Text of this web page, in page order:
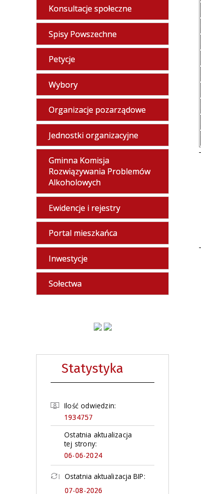
Konsultacje społeczne
Spisy Powszechne
Petycje
Wybory
Organizacje pozarządowe
Jednostki organizacyjne
Gminna Komisja
Rozwiązywania Problemów
Alkoholowych
Ewidencje i rejestry
Portal mieszkańca
Inwestycje
Sołectwa
Statystyka
Ilość odwiedzin:
1934757
Ostatnia aktualizacja
tej strony:
06-06-2024
Ostatnia aktualizacja BIP:
07-08-2026